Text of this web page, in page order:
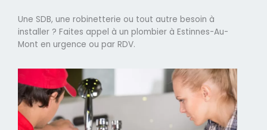
Une SDB, une robinetterie ou tout autre besoin à
installer ? Faites appel à un plombier à Estinnes-Au-
Mont en urgence ou par RDV.